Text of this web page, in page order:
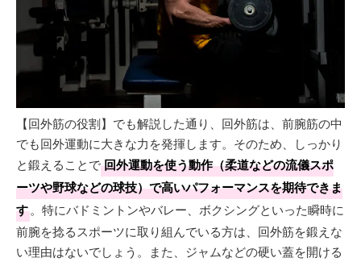
【回外筋の役割】でも解説した通り、回外筋は、前腕筋の中
でも回外運動に大きな力を発揮します。そのため、しっかり
と鍛えることで回外運動を使う動作（柔道などの流儀スポ
ーツや野球などの球技）で高いパフォーマンスを期待できま
す。特にバドミントンやバレー、ボクシングといった瞬時に
前腕を捻るスポーツに取り組んでいる方は、回外筋を鍛えな
い理由はないでしょう。また、ジャムなどの硬い蓋を開ける